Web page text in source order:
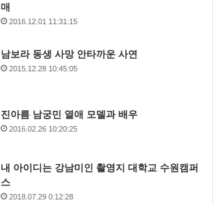
매
2016.12.01 11:31:15
남보라 동생 사망 안타까운 사연
2015.12.28 10:45:05
진아름 남궁민 열애 모델과 배우
2016.02.26 10:20:25
내 아이디는 강남미인 촬영지 대학교 수원캠퍼
스
2018.07.29 0:12:28